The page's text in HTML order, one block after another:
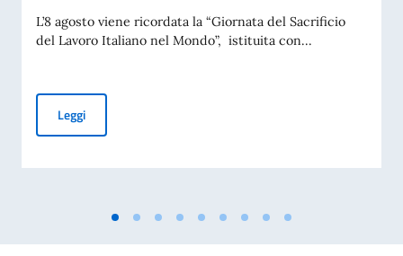
L’8 agosto viene ricordata la “Giornata del Sacrificio
del Lavoro Italiano nel Mondo”, istituita con...
LeggiCOMMEMORAZIONE DEL 70. ANNIVERSARIO DEL